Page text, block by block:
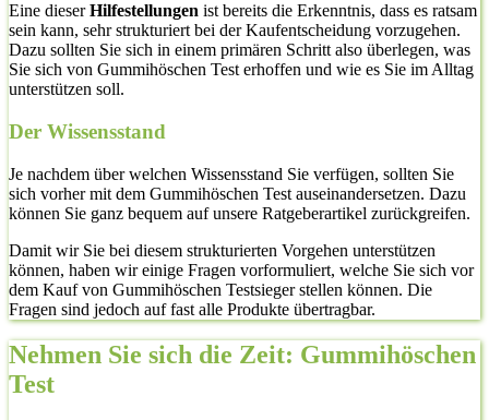
Eine dieserHilfestellungen ist bereits die Erkenntnis, dass es ratsam
sein kann, sehr strukturiert bei der Kaufentscheidung vorzugehen.
Dazu sollten Sie sich in einem primären Schritt also überlegen, was
Sie sich von Gummihöschen Test erhoffen und wie es Sie im Alltag
unterstützen soll.
Der Wissensstand
Je nachdem über welchen Wissensstand Sie verfügen, sollten Sie
sich vorher mit dem Gummihöschen Test auseinandersetzen. Dazu
können Sie ganz bequem auf unsere Ratgeberartikel zurückgreifen.
Damit wir Sie bei diesem strukturierten Vorgehen unterstützen
können, haben wir einige Fragen vorformuliert, welche Sie sich vor
dem Kauf von Gummihöschen Testsieger stellen können. Die
Fragen sind jedoch auf fast alle Produkte übertragbar.
Nehmen Sie sich die Zeit: Gummihöschen
Test